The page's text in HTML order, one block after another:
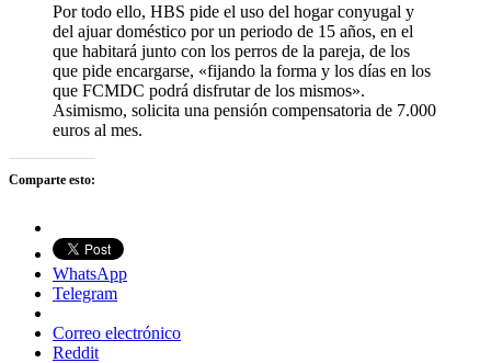
Por todo ello, HBS pide el uso del hogar conyugal y
del ajuar doméstico por un periodo de 15 años, en el
que habitará junto con los perros de la pareja, de los
que pide encargarse, «fijando la forma y los días en los
que FCMDC podrá disfrutar de los mismos».
Asimismo, solicita una pensión compensatoria de 7.000
euros al mes.
Comparte esto:
WhatsApp
Telegram
Correo electrónico
Reddit